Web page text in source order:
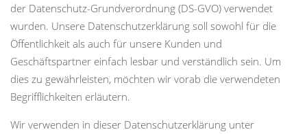
der Datenschutz-Grundverordnung (DS-GVO) verwendet
wurden. Unsere Datenschutzerklärung soll sowohl für die
Öffentlichkeit als auch für unsere Kunden und
Geschäftspartner einfach lesbar und verständlich sein. Um
dies zu gewährleisten, möchten wir vorab die verwendeten
Begrifflichkeiten erläutern.
Wir verwenden in dieser Datenschutzerklärung unter